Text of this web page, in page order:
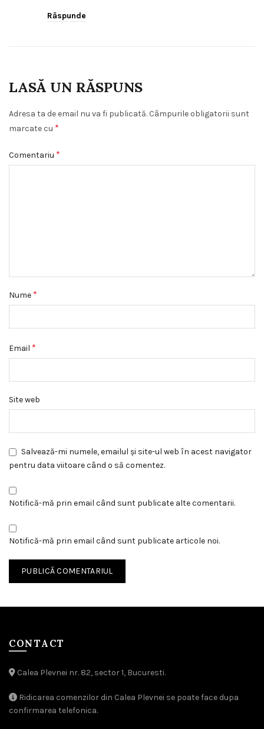
Răspunde
LASĂ UN RĂSPUNS
Adresa ta de email nu va fi publicată. Câmpurile obligatorii sunt
marcate cu *
Comentariu *
Nume *
Email *
Site web
Salvează-mi numele, emailul și site-ul web în acest navigator
pentru data viitoare când o să comentez.
Notifică-mă prin email când sunt publicate alte comentarii.
Notifică-mă prin email când sunt publicate articole noi.
CONTACT
Calea Plevnei nr. 82, sector 1, Bucuresti.
Ridicarea comenzilor din Calea Plevnei se poate face dupa
confirmarea telefonica.